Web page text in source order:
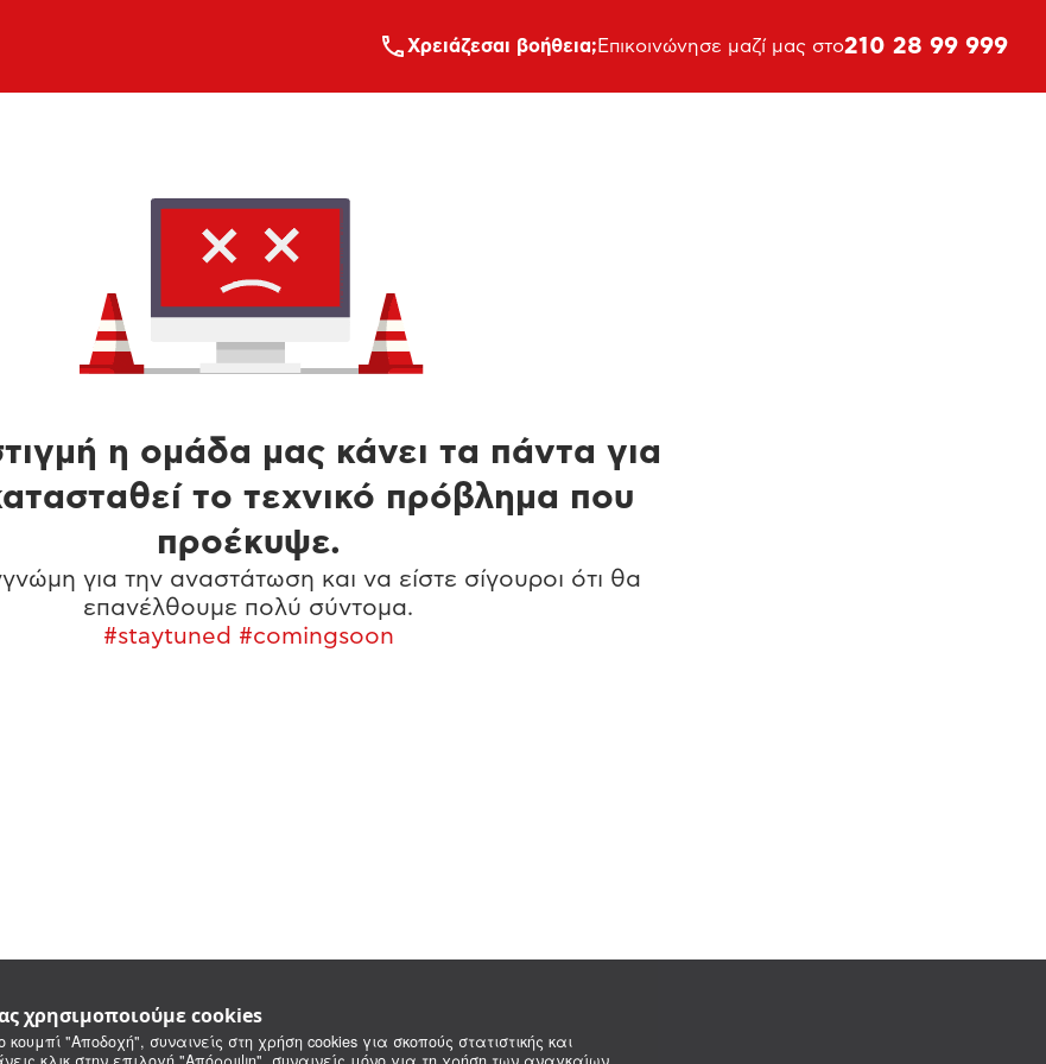
χρησιμοποιούμε cookies
κουμπί "Αποδοχή", συναινείς στη χρήση cookies για σκοπούς στατιστικής και
Xρειάζεσαι βοήθεια; Επικοινώνησε μαζί μας στο210 28 99 999
η ομάδα μας κάνει τα πάντα για
το τεχνικό πρόβλημα που
προέκυψε.
για την αναστάτωση και να είστε σίγουροι ότι θα
επανέλθουμε πολύ σύντομα.
#staytuned #comingsoon